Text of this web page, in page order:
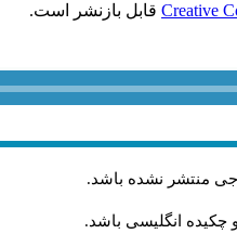
Creative قابل بازنشر است.
منتشر نشده باشد.
چکیده انگلیسی باشد.